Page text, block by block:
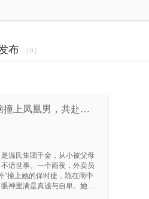
布 （0）
撞上凤凰男，共赴火
温氏集团千金，从小被父母
谙世事。一个雨夜，外卖员
”撞上她的保时捷，跪在雨中
神里满是真诚与自卑。她心